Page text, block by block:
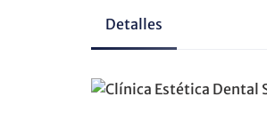
Detalles